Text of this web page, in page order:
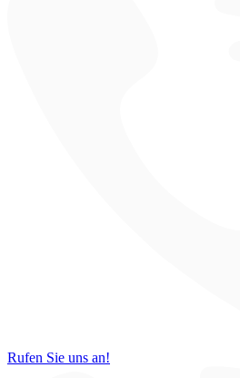
Rufen Sie uns an!